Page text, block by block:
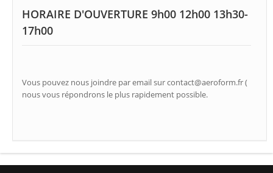
HORAIRE D'OUVERTURE 9h00 12h00 13h30-
17h00
Vous pouvez nous joindre par email sur contact@aeroform.fr (
nous vous répondrons le plus rapidement possible.